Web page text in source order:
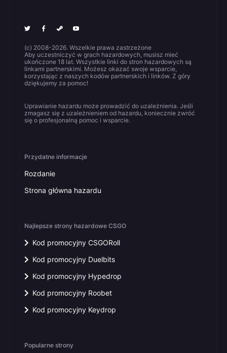
(c) 2008-2026. Wszelkie prawa zastrzeżone
Aby uczestniczyć w grach hazardowych, musisz mieć
ukończone 18 lat. Wszystkie linki do stron hazardowych są
linkami partnerskimi. Możesz okazać swoje wsparcie,
korzystając z naszych kodów partnerskich i linków. Z góry
dziękujemy za pomoc!
Uprawianie hazardu może prowadzić do uzależnienia. Jeśli
zmagasz się z uzależnieniem od hazardu, koniecznie zwróć
się o profesjonalną pomoc i wsparcie.
Najlepsze strony hazardowe CSGO
Kod promocyjny CSGORoll
Kod promocyjny Duelbits
Kod promocyjny Hypedrop
Kod promocyjny Roobet
Kod promocyjny Keydrop
Popularne strony
Przydatne informacje
Rozdanie
Strona główna hazardu